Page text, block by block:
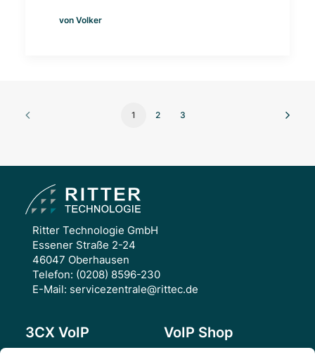
von Volker
1 2 3
Ritter Technologie GmbH
Essener Straße 2-24
46047 Oberhausen
Telefon: (0208) 8596-230
E-Mail: servicezentrale@rittec.de
3CX VoIP VoIP Shop